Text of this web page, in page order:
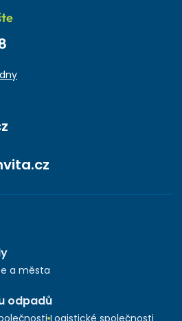
a města
odpadů
Logistické společnosti